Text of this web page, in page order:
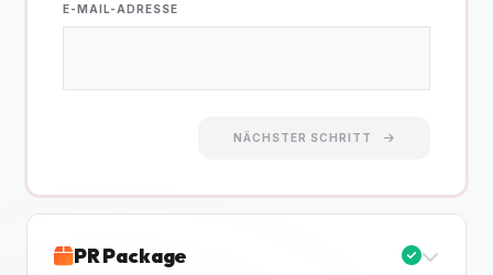
E-MAIL-ADRESSE
NÄCHSTER SCHRITT
PR Package